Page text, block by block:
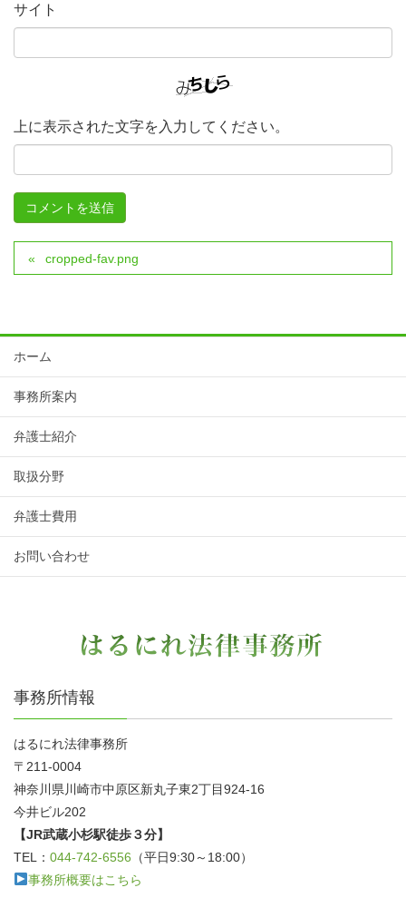
サイト
上に表示された文字を入力してください。
cropped-fav.png
ホーム
事務所案内
弁護士紹介
取扱分野
弁護士費用
お問い合わせ
事務所情報
はるにれ法律事務所
〒211-0004
神奈川県川崎市中原区新丸子東2丁目924-16
今井ビル202
【JR武蔵小杉駅徒歩３分】
TEL： 044-742-6556 （平日9:30～18:00）
事務所概要はこちら